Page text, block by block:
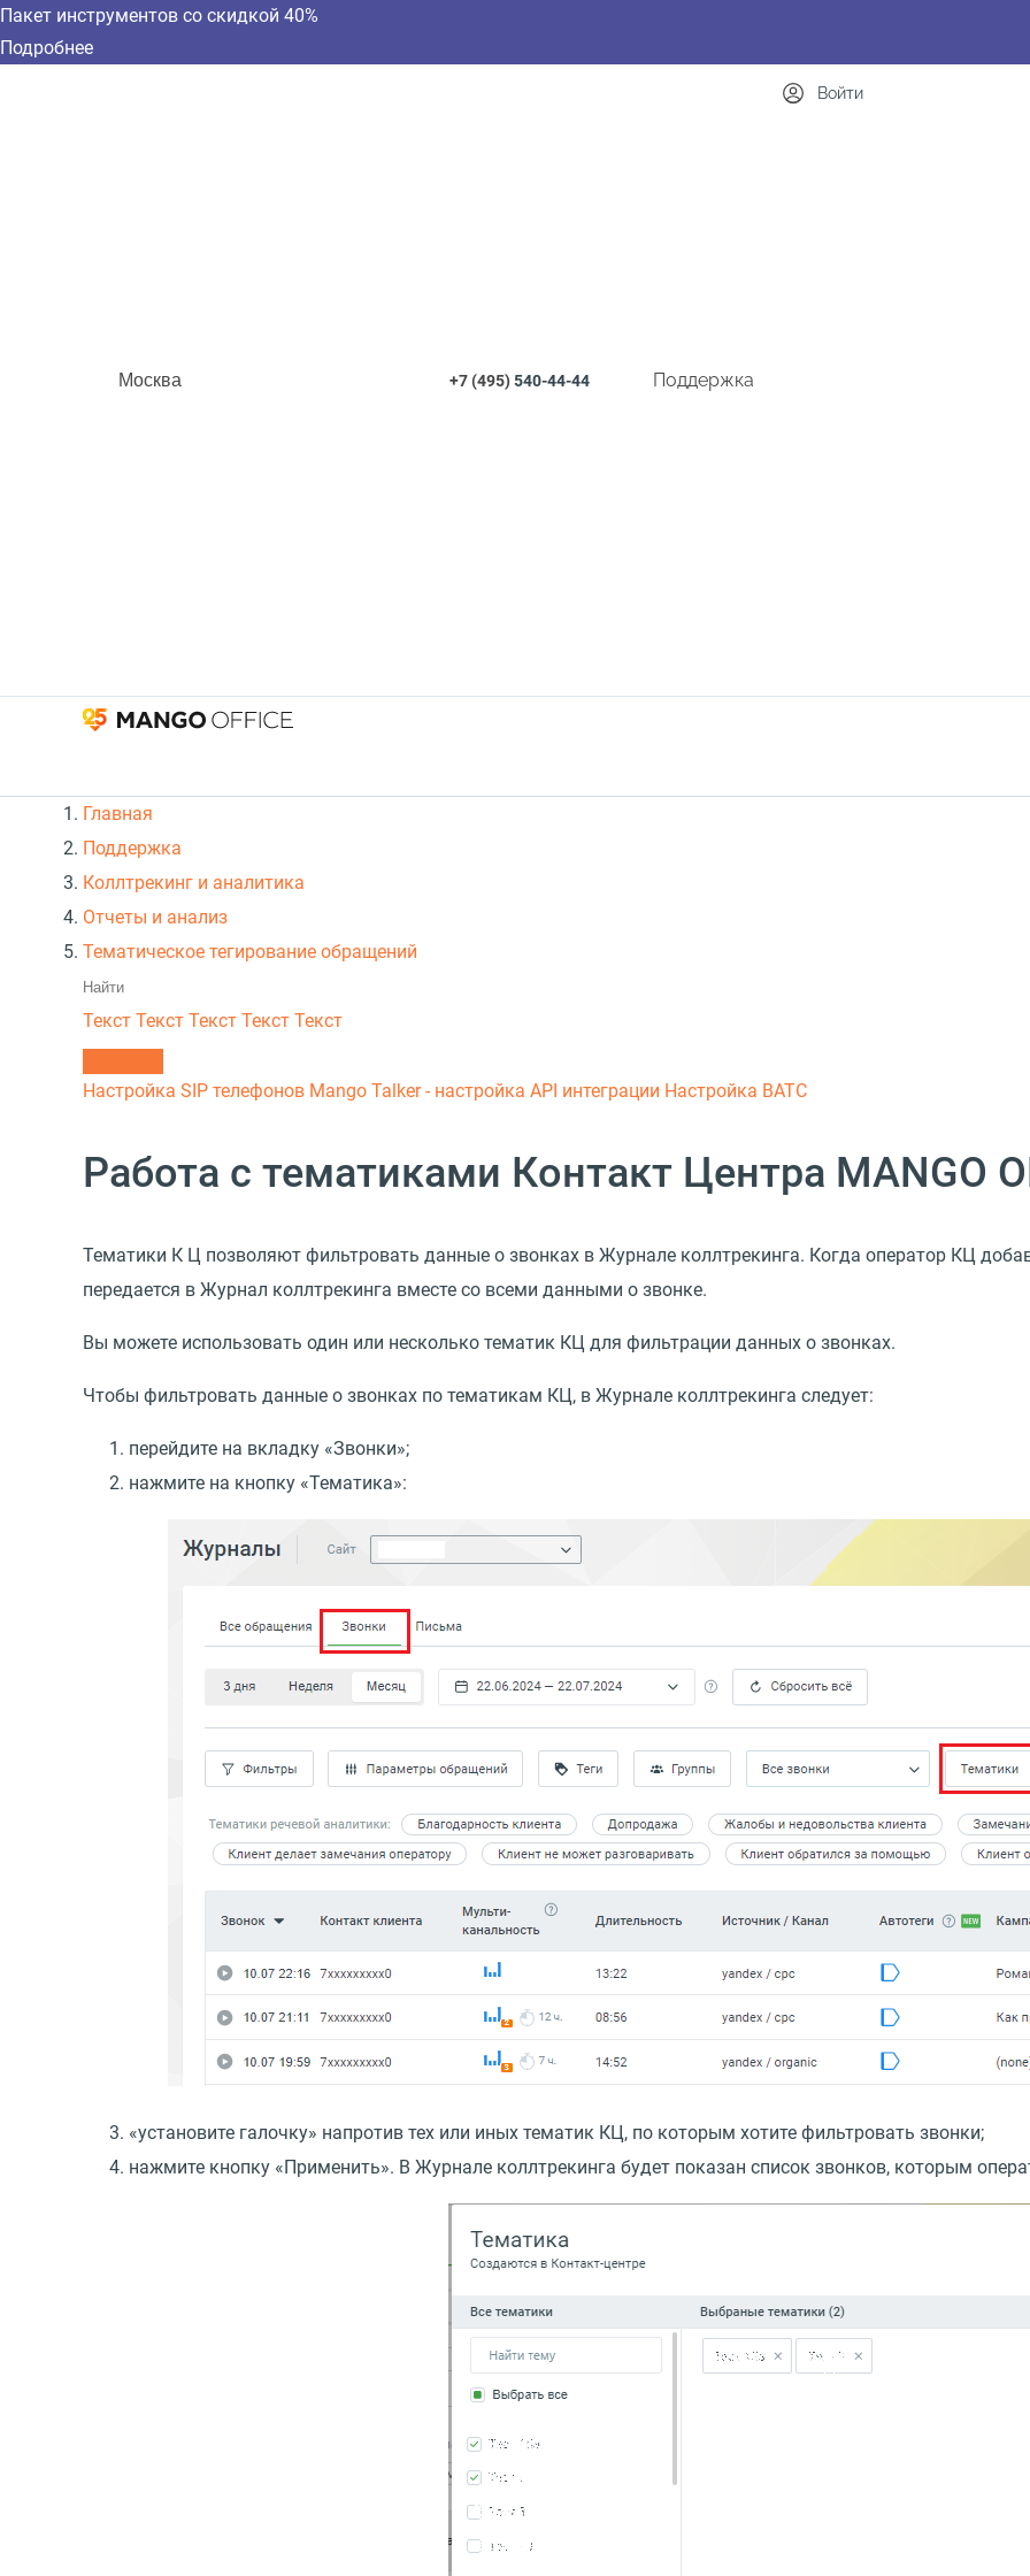
Пакет инструментов со скидкой 40%
Подробнее
Москва +7 (495)540-44-44 Поддержка
Войти
Главная
Поддержка
Коллтрекинг и аналитика
Отчеты и анализ
Тематическое тегирование обращений
Текст Текст Текст Текст Текст
Настройка SIP телефонов Mango Talker - настройка API интеграции Настройка ВАТС
Работа с тематиками Контакт Центра MANGO
Тематики К Ц позволяют фильтровать данные о звонках в Журнале коллтрекинга. Когда оператор КЦ
передается в Журнал коллтрекинга вместе со всеми данными о звонке.
Вы можете использовать один или несколько тематик КЦ для фильтрации данных о звонках.
Чтобы фильтровать данные о звонках по тематикам КЦ, в Журнале коллтрекинга следует:
перейдите на вкладку «Звонки»;
нажмите на кнопку «Тематика»:
«установите галочку» напротив тех или иных тематик КЦ, по которым хотите фильтровать звонки;
нажмите кнопку «Применить». В Журнале коллтрекинга будет показан список звонков, которым